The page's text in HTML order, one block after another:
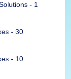
- 1
- 30
- 10